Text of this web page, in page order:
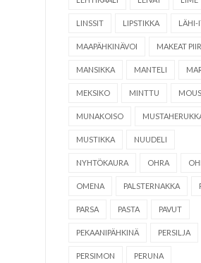
LINSSIT LIPSTIKKA LÄHI-
MAAPÄHKINÄVOI MAKEAT
MANSIKKA MANTELI
MEKSIKO MINTTU
MUNAKOISO
MUSTIKKA NUUDELI
NYHTÖKAURA OHRA
OMENA PALSTERNAKKA
PARSA PASTA PAVUT
PEKAANIPÄHKINÄ PERSILJA
PERSIMON PERUNA